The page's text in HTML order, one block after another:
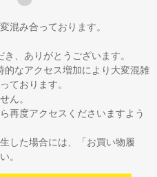
混み合っております。
、ありがとうございます。
的なアクセス増加により大変混雑
ております。
ん。
再度アクセスくださいますよう
した場合には、「お買い物履
。